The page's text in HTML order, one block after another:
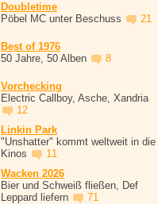
Doubletime
Pöbel MC unter Beschuss
21
Best of 1976
50 Jahre, 50 Alben
8
Vorchecking
Electric Callboy, Asche, Xandria
12
Linkin Park
"Unshatter" kommt weltweit in die
Kinos
11
Wacken 2026
Bier und Schweiß fließen, Def
Leppard liefern
71